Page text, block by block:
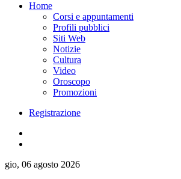
Home
Corsi e appuntamenti
Profili pubblici
Siti Web
Notizie
Cultura
Video
Oroscopo
Promozioni
Registrazione
gio, 06 agosto 2026